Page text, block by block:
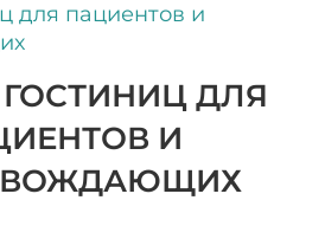
для пациентов и
ДЛЯ
И